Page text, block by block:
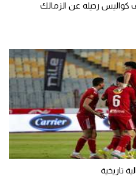
رحيله عن الزمالك
تاريخية